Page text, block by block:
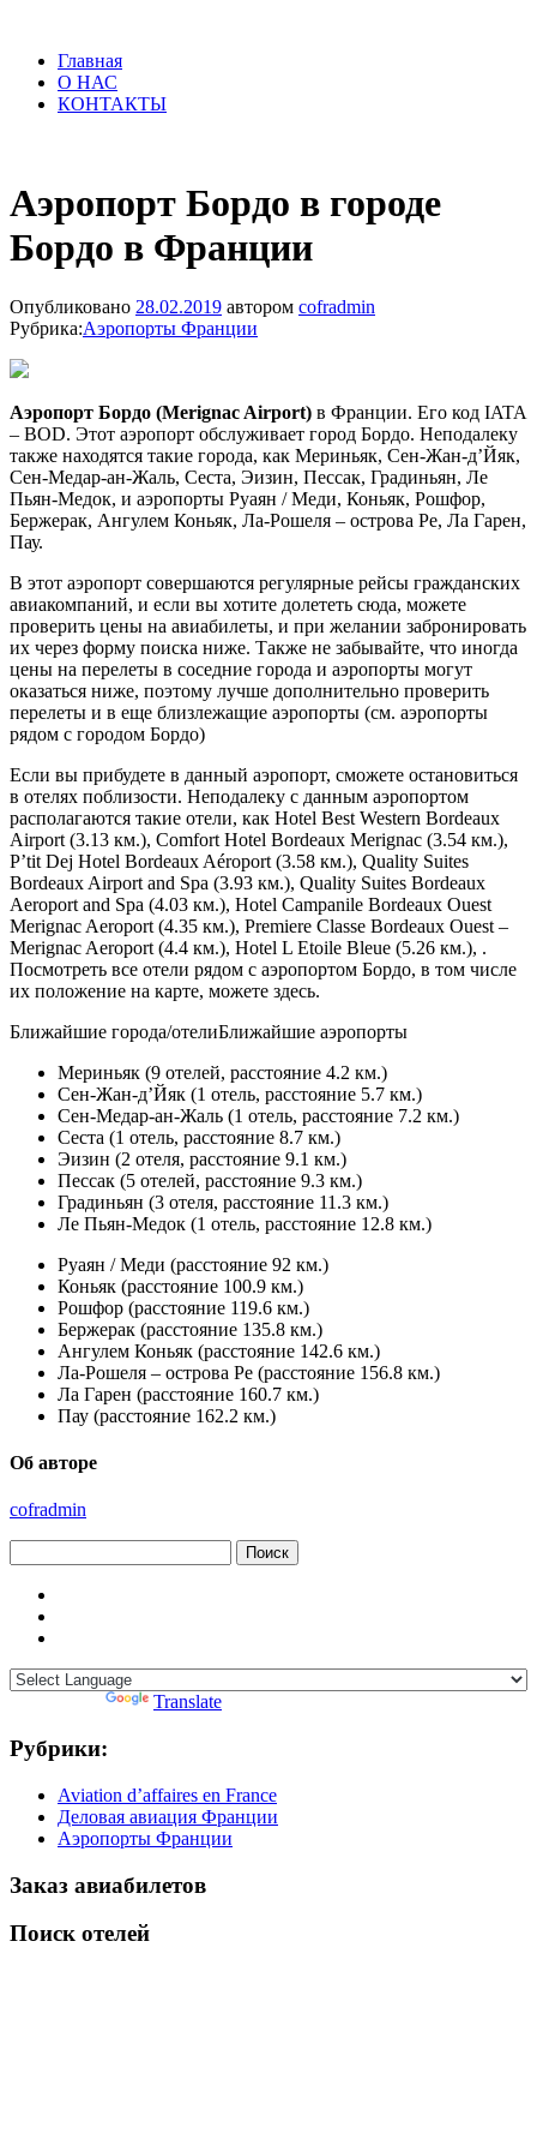
Главная
О НАС
КОНТАКТЫ
Аэропорт Бордо в городе
Бордо в Франции
Опубликовано 28.02.2019 автором cofradmin
Рубрика:Аэропорты Франции
Аэропорт Бордо (Merignac Airport) в Франции. Его код IATA
– BOD. Этот аэропорт обслуживает город Бордо. Неподалеку
также находятся такие города, как Мериньяк, Сен-Жан-д’Йяк,
Сен-Медар-ан-Жаль, Сеста, Эизин, Пессак, Градиньян, Ле
Пьян-Медок, и аэропорты Руаян / Меди, Коньяк, Рошфор,
Бержерак, Ангулем Коньяк, Ла-Рошеля – острова Ре, Ла Гарен,
Пау.
В этот аэропорт совершаются регулярные рейсы гражданских
авиакомпаний, и если вы хотите долететь сюда, можете
проверить цены на авиабилеты, и при желании забронировать
их через форму поиска ниже. Также не забывайте, что иногда
цены на перелеты в соседние города и аэропорты могут
оказаться ниже, поэтому лучше дополнительно проверить
перелеты и в еще близлежащие аэропорты (см. аэропорты
рядом с городом Бордо)
Если вы прибудете в данный аэропорт, сможете остановиться
в отелях поблизости. Неподалеку с данным аэропортом
располагаются такие отели, как Hotel Best Western Bordeaux
Airport (3.13 км.), Comfort Hotel Bordeaux Merignac (3.54 км.),
P’tit Dej Hotel Bordeaux Aéroport (3.58 км.), Quality Suites
Bordeaux Airport and Spa (3.93 км.), Quality Suites Bordeaux
Aeroport and Spa (4.03 км.), Hotel Campanile Bordeaux Ouest
Merignac Aeroport (4.35 км.), Premiere Classe Bordeaux Ouest –
Merignac Aeroport (4.4 км.), Hotel L Etoile Bleue (5.26 км.), .
Посмотреть все отели рядом с аэропортом Бордо, в том числе
их положение на карте, можете здесь.
Ближайшие города/отелиБлижайшие аэропорты
Мериньяк (9 отелей, расстояние 4.2 км.)
Сен-Жан-д’Йяк (1 отель, расстояние 5.7 км.)
Сен-Медар-ан-Жаль (1 отель, расстояние 7.2 км.)
Сеста (1 отель, расстояние 8.7 км.)
Эизин (2 отеля, расстояние 9.1 км.)
Пессак (5 отелей, расстояние 9.3 км.)
Градиньян (3 отеля, расстояние 11.3 км.)
Ле Пьян-Медок (1 отель, расстояние 12.8 км.)
Руаян / Меди (расстояние 92 км.)
Коньяк (расстояние 100.9 км.)
Рошфор (расстояние 119.6 км.)
Бержерак (расстояние 135.8 км.)
Ангулем Коньяк (расстояние 142.6 км.)
Ла-Рошеля – острова Ре (расстояние 156.8 км.)
Ла Гарен (расстояние 160.7 км.)
Пау (расстояние 162.2 км.)
Об авторе
cofradmin
Translate
Рубрики:
Aviation d’affaires en France
Деловая авиация Франции
Аэропорты Франции
Заказ авиабилетов
Поиск отелей